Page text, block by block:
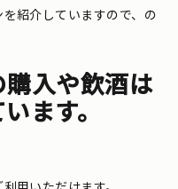
紹介していますので、の
入や飲酒は
ます。